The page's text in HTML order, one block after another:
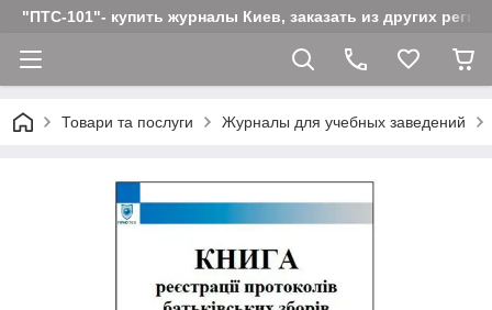
"ПТС-101"- купить журналы Киев, заказать из других
Товари та послуги Журналы для учебных заведений